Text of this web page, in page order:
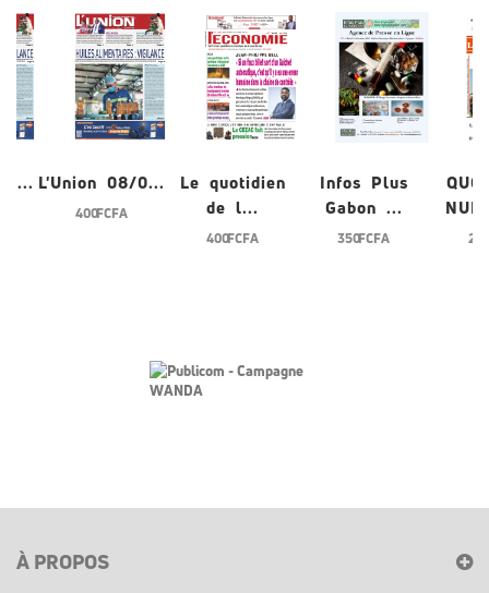
0... L'Union 08/0...
400 FCFA
Le quotidien
de l...
400 FCFA
Infos Plus
Gabon ...
350 FCFA
À PROPOS